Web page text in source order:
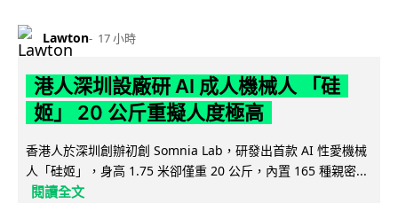
Lawton 17 小時
港人深圳設廠研 AI 成人機械人 「硅
姬」 20 公斤重擬人度極高
香港人於深圳創辦初創 Somnia Lab，研發出首款 AI 性愛機械
人「硅姬」，身高 1.75 米卻僅重 20 公斤，內置 165 種親密...
閱讀全文